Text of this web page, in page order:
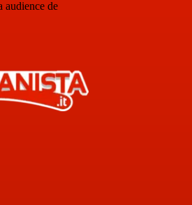
audience de